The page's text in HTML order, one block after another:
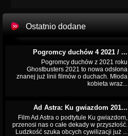
Ostatnio dodane
Pogromcy duchów 4 2021 / ...
Pogromcy duchów z 2021 roku
Ghostbusters 2021 to nowa odsłona
znanej już linii filmów o duchach. Młoda
kobieta wraz...
Ad Astra: Ku gwiazdom 201...
Film Ad Astra o podtytule Ku gwiazdom,
przenosi nas o całe dekady w przyszłość.
Ludzkość szuka obcych cywilizacji już ...